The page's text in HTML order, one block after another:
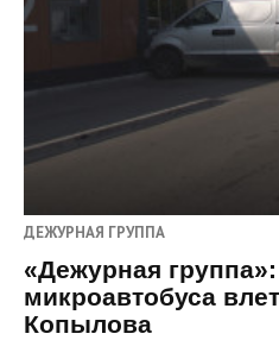
ДЕЖУРНАЯ ГРУППА
«Дежурная
микроавтобуса
Копылова